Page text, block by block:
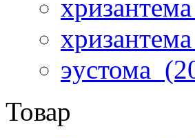
эустома
Товар